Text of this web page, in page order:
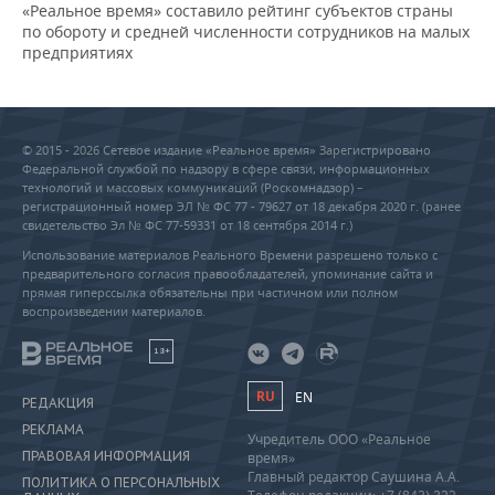
«Реальное время» составило рейтинг субъектов страны
по обороту и средней численности сотрудников на малых
предприятиях
© 2015 - 2026 Сетевое издание «Реальное время» Зарегистрировано
Федеральной службой по надзору в сфере связи, информационных
технологий и массовых коммуникаций (Роскомнадзор) –
регистрационный номер ЭЛ № ФС 77 - 79627 от 18 декабря 2020 г. (ранее
свидетельство Эл № ФС 77-59331 от 18 сентября 2014 г.)
Использование материалов Реального Времени разрешено только с
предварительного согласия правообладателей, упоминание сайта и
прямая гиперссылка обязательны при частичном или полном
воспроизведении материалов.
18+
РЕДАКЦИЯ
РЕКЛАМА
ПРАВОВАЯ ИНФОРМАЦИЯ
ПОЛИТИКА О ПЕРСОНАЛЬНЫХ
RU EN
Учредитель ООО «Реальное
время»
Главный редактор Саушина А.А.